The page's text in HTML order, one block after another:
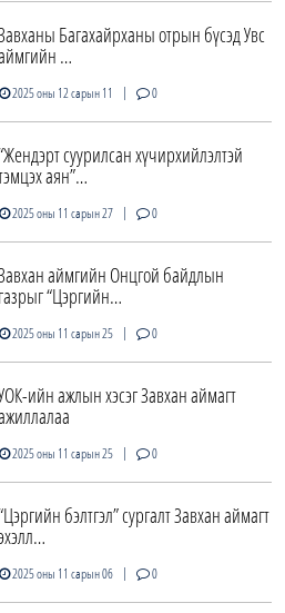
Багахайрханы отрын бүсэд Увс
…
2025 оны 12 сарын 11 | 0
суурилсан хүчирхийлэлтэй
аян”…
2025 оны 11 сарын 27 | 0
аймгийн Онцгой байдлын
газрыг “Цэргийн…
2025 оны 11 сарын 25 | 0
ийн ажлын хэсэг Завхан аймагт
2025 оны 11 сарын 25 | 0
бэлтгэл” сургалт Завхан аймагт
2025 оны 11 сарын 06 | 0